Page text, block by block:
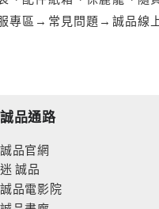
專區→常見問題→誠品線
誠品通路
誠品官網
迷 誠品
誠品電影院